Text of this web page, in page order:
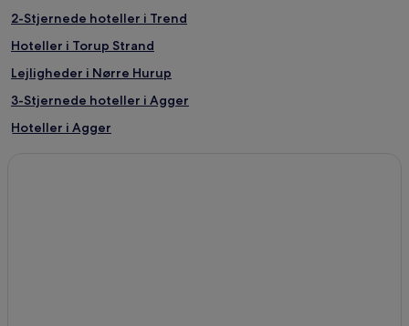
2-Stjernede hoteller i Trend
Hoteller i Torup Strand
Lejligheder i Nørre Hurup
3-Stjernede hoteller i Agger
Hoteller i Agger